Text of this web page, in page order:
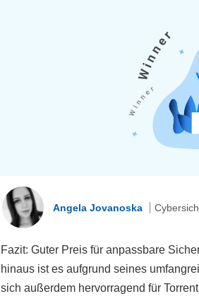
Angela Jovanoska
Fazit: Guter Preis für anpassbare
hinaus ist es aufgrund seines
sich außerdem hervorragend für